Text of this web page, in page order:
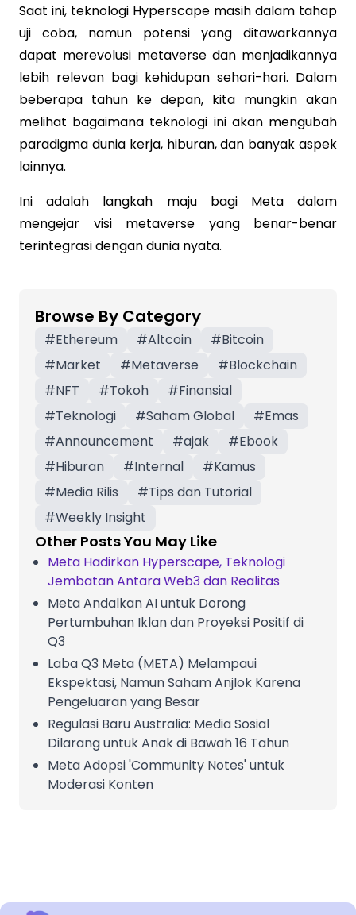
Saat ini, teknologi Hyperscape masih dalam tahap
uji coba, namun potensi yang ditawarkannya
dapat merevolusi metaverse dan menjadikannya
lebih relevan bagi kehidupan sehari-hari. Dalam
beberapa tahun ke depan, kita mungkin akan
melihat bagaimana teknologi ini akan mengubah
paradigma dunia kerja, hiburan, dan banyak aspek
lainnya.
Ini adalah langkah maju bagi Meta dalam
mengejar visi metaverse yang benar-benar
terintegrasi dengan dunia nyata.
Browse By Category
#Ethereum #Altcoin #Bitcoin
#Market #Metaverse #Blockchain
#NFT #Tokoh #Finansial
#Teknologi #Saham Global #Emas
#Announcement #ajak #Ebook
#Hiburan #Internal #Kamus
#Media Rilis #Tips dan Tutorial
#Weekly Insight
Other Posts You May Like
Meta Hadirkan Hyperscape, Teknologi
Jembatan Antara Web3 dan Realitas
Meta Andalkan AI untuk Dorong
Pertumbuhan Iklan dan Proyeksi Positif di
Q3
Laba Q3 Meta (META) Melampaui
Ekspektasi, Namun Saham Anjlok Karena
Pengeluaran yang Besar
Regulasi Baru Australia: Media Sosial
Dilarang untuk Anak di Bawah 16 Tahun
Meta Adopsi 'Community Notes' untuk
Moderasi Konten